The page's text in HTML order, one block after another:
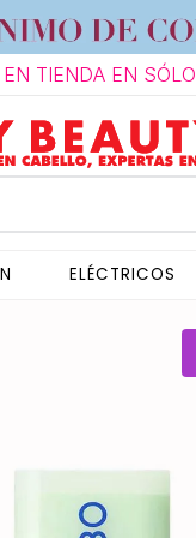
EN TIENDA EN SÓLO
ELÉCTRICOS